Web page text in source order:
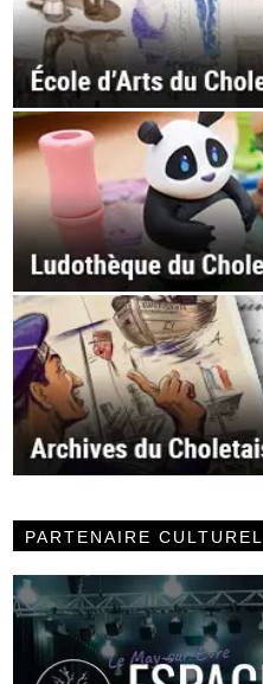
PARTENAIRE CULTUREL